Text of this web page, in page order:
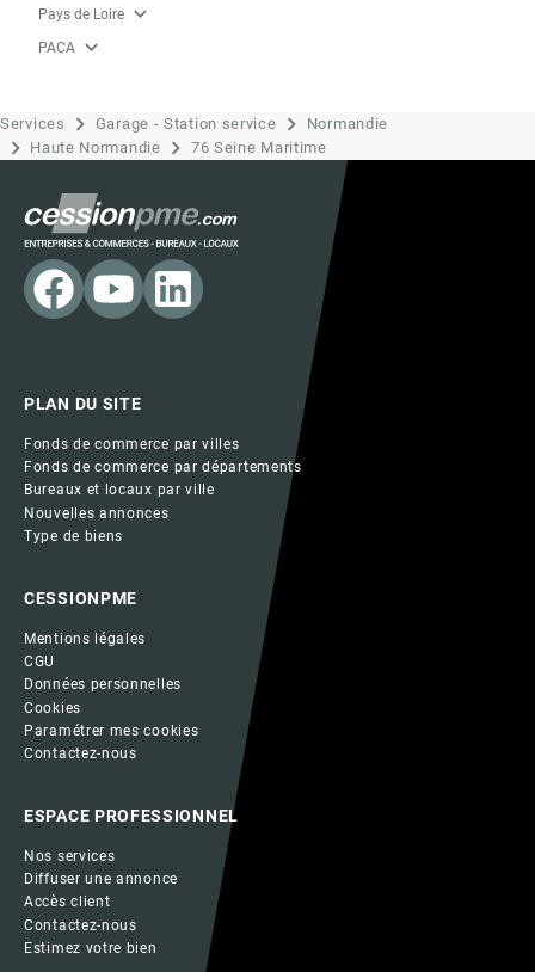
Pays de Loire expand_more
PACA expand_more
Services Garage - Station service
Normandie
Haute Normandie
76 Seine Maritime
PLAN DU SITE
Fonds de commerce par villes
Fonds de commerce par départements
Bureaux et locaux par ville
Nouvelles annonces
Type de biens
CESSIONPME
Mentions légales
CGU
Données personnelles
Cookies
Paramétrer mes cookies
Contactez-nous
ESPACE PROFESSIONNEL
Nos services
Diffuser une annonce
Accès client
Contactez-nous
Estimez votre bien